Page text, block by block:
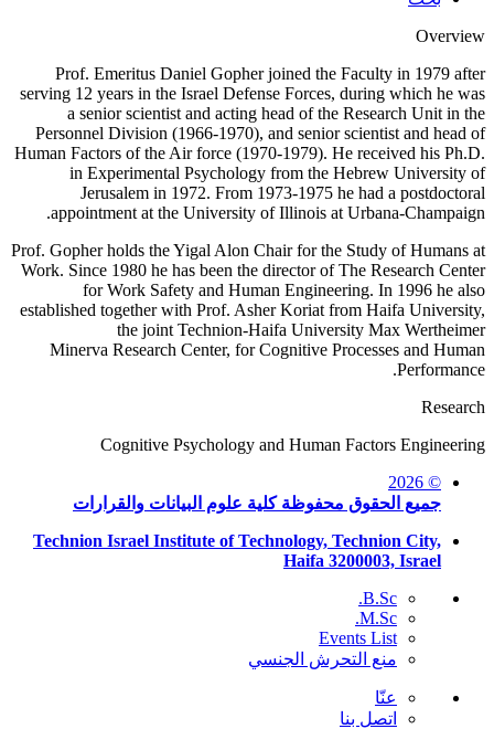
Overview
Prof. Emeritus Daniel Gopherjoined the Faculty in 1979 after
serving 12 years in the Israel Defense Forces, during which he was
a senior scientist and acting head of the Research Unit in the
Personnel Division (1966-1970), and senior scientist and head of
Human Factors of the Air force (1970-1979). He received his Ph.D.
in Experimental Psychology from the Hebrew University of
Jerusalem in 1972. From 1973-1975 he had a postdoctoral
appointment at the University of Illinois at Urbana-Champaign
.
Prof. Gopherholds the Yigal Alon Chair for the Study of Humans at
Work. Since 1980 he has been the director of The Research Center
for Work Safety and Human Engineering. In 1996 he also
established together with Prof. AsherKoriat from Haifa University,
the joint Technion-Haifa University Max Wertheimer
Minerva Research Center, for Cognitive Processes and Human
Performance.
Research
Cognitive Psychology and Human Factors Engineering
© 2026
جميع الحقوق محفوظة كلية علوم البيانات والقرارات
Technion Israel Institute of Technology, Technion City,
Haifa 3200003, Israel
B.Sc.
M.Sc.
Events List
منع التحرش الجنسي
عنّا
اتصل بنا